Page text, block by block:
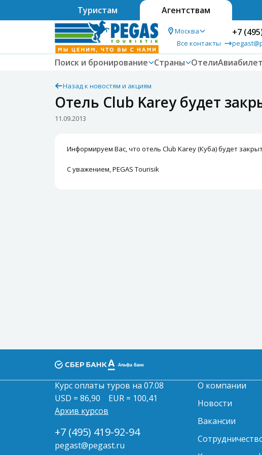
Туристам Агентствам
Москва
Все контакты
+7
Поиск и бронирование Страны Отели
Назад к новостям и акциям
Отель Club Karey будет
11.09.2013
Информируем Вас, что отель Club Karey (Куба) будет
С уважением, PEGAS Tourisik
Курс оплаты туров на 07.08
USD = 86,90
EUR = 100,41
Архив курсов
+7 (495) 419-92-94
pegast@pegast.ru
О компании
Новости
Вакансии